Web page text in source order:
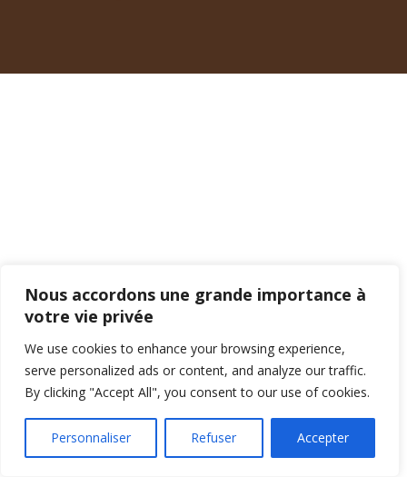
Nous accordons une grande importance à
votre vie privée
We use cookies to enhance your browsing experience,
serve personalized ads or content, and analyze our traffic.
By clicking "Accept All", you consent to our use of cookies.
Personnaliser Refuser Accepter